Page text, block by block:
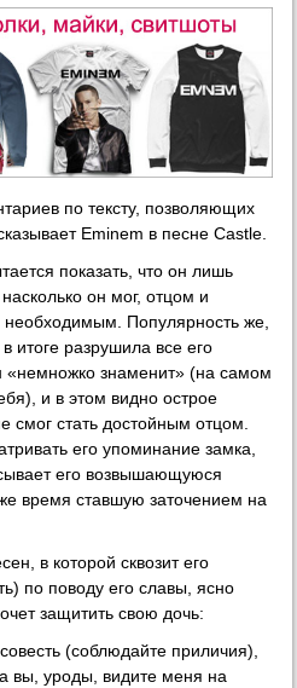
по тексту, позволяющих
Eminem в песне Castle.
показать, что он лишь
он мог, отцом и
необходимым. Популярность же,
итоге разрушила все его
«немножко знаменит» (на самом
и в этом видно острое
смог стать достойным отцом.
его упоминание замка,
его возвышающуюся
время ставшую заточением на
в которой сквозит его
по поводу его славы, ясно
защитить свою дочь:
(соблюдайте приличия),
вы, уроды, видите меня на